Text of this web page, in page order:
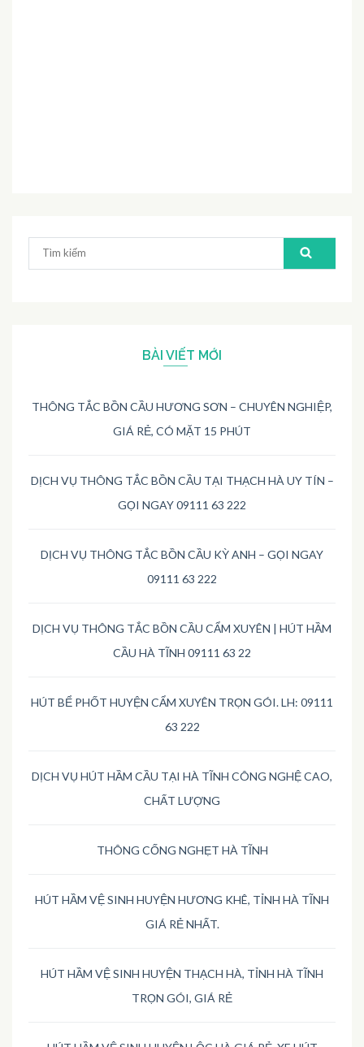
kiếm:
BÀI VIẾT MỚI
THÔNG TẮC BỒN CẦU HƯƠNG SƠN – CHUYÊN NGHIỆP,
GIÁ RẺ, CÓ MẶT 15 PHÚT
DỊCH VỤ THÔNG TẮC BỒN CẦU TẠI THẠCH HÀ UY TÍN –
GỌI NGAY 09111 63 222
DỊCH VỤ THÔNG TẮC BỒN CẦU KỲ ANH – GỌI NGAY
09111 63 222
DỊCH VỤ THÔNG TẮC BỒN CẦU CẨM XUYÊN | HÚT HẦM
CẦU HÀ TĨNH 09111 63 22
HÚT BỂ PHỐT HUYỆN CẨM XUYÊN TRỌN GÓI. LH: 09111
63 222
DỊCH VỤ HÚT HẦM CẦU TẠI HÀ TĨNH CÔNG NGHỆ CAO,
CHẤT LƯỢNG
THÔNG CỐNG NGHẸT HÀ TĨNH
HÚT HẦM VỆ SINH HUYỆN HƯƠNG KHÊ, TỈNH HÀ TĨNH
GIÁ RẺ NHẤT.
HÚT HẦM VỆ SINH HUYỆN THẠCH HÀ, TỈNH HÀ TĨNH
TRỌN GÓI, GIÁ RẺ